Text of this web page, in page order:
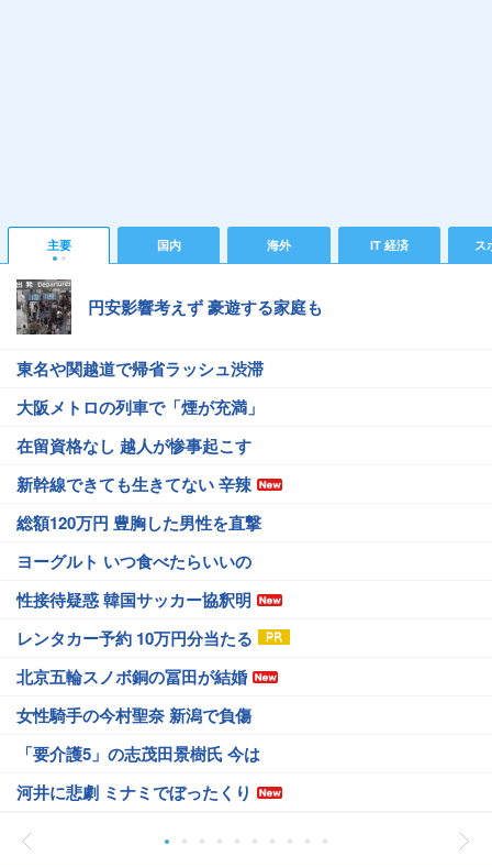
主要 国内 海外 IT 経済 ス
円安影響考えず 豪遊する家庭も
東名や関越道で帰省ラッシュ渋滞
大阪メトロの列車で「煙が充満」
在留資格なし 越人が惨事起こす
新幹線できても生きてない 辛辣
総額120万円 豊胸した男性を直撃
ヨーグルト いつ食べたらいいの
性接待疑惑 韓国サッカー協釈明
レンタカー予約 10万円分当たる
北京五輪スノボ銅の冨田が結婚
女性騎手の今村聖奈 新潟で負傷
「要介護5」の志茂田景樹氏 今は
河井に悲劇 ミナミでぼったくり